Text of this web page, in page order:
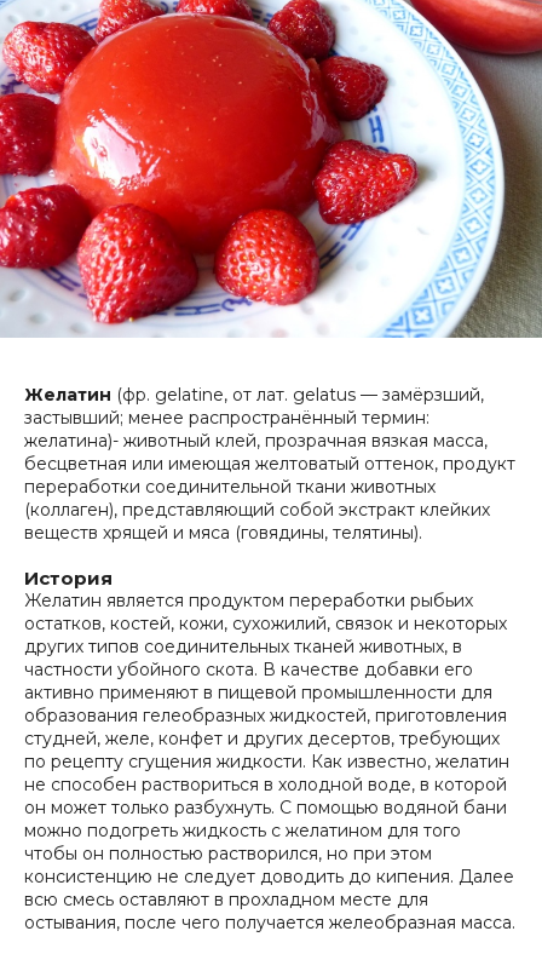
Желатин (фр. gelatine, от лат. gelatus — замёрзший,
застывший; менее распространённый термин:
желатина)- животный клей, прозрачная вязкая масса,
бесцветная или имеющая желтоватый оттенок, продукт
переработки соединительной ткани животных
(коллаген), представляющий собой экстракт клейких
веществ хрящей и мяса (говядины, телятины).
История
Желатин является продуктом переработки рыбьих
остатков, костей, кожи, сухожилий, связок и некоторых
других типов соединительных тканей животных, в
частности убойного скота. В качестве добавки его
активно применяют в пищевой промышленности для
образования гелеобразных жидкостей, приготовления
студней, желе, конфет и других десертов, требующих
по рецепту сгущения жидкости. Как известно, желатин
не способен раствориться в холодной воде, в которой
он может только разбухнуть. С помощью водяной бани
можно подогреть жидкость с желатином для того
чтобы он полностью растворился, но при этом
консистенцию не следует доводить до кипения. Далее
всю смесь оставляют в прохладном месте для
остывания, после чего получается желеобразная масса.